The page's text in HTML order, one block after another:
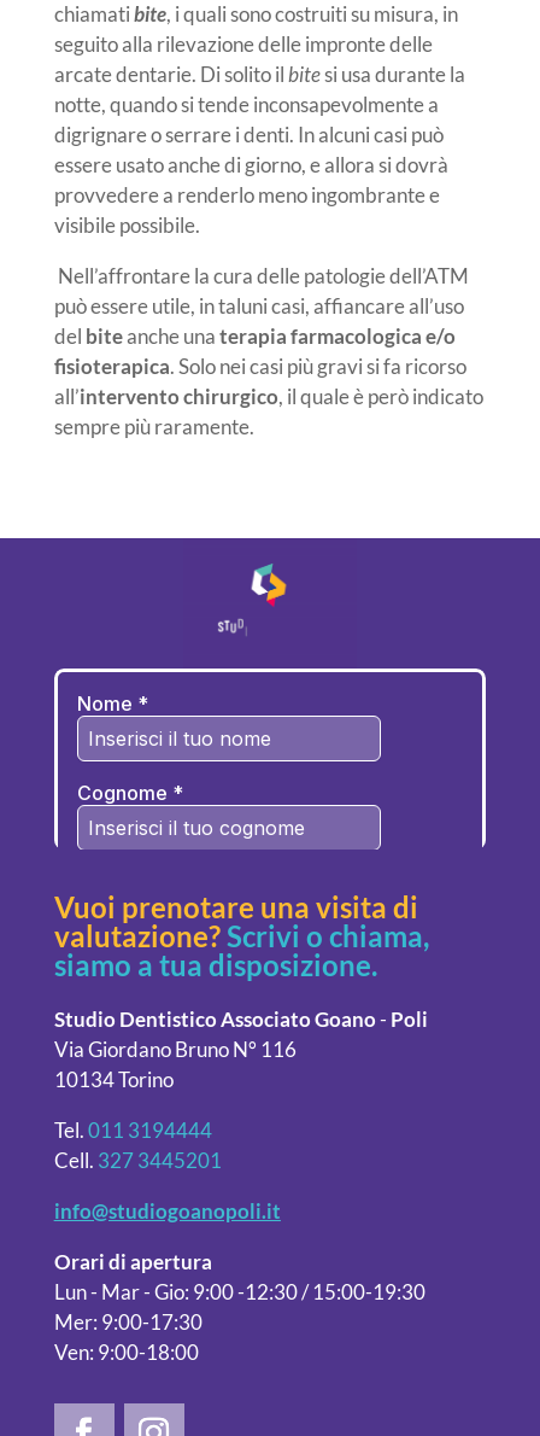
chiamatibite, i quali sono costruiti su misura, in
seguito alla rilevazione delle impronte delle
arcate dentarie. Di solito ilbitesi usa durante la
notte, quando si tende inconsapevolmente a
digrignare o serrare i denti. In alcuni casi può
essere usato anche di giorno, e allora si dovrà
provvedere a renderlo meno ingombrante e
visibile possibile.
Nell’affrontare la cura delle patologie dell’ATM
può essere utile, in taluni casi, affiancare all’uso
del biteanche unaterapia farmacologica e/o
fisioterapica. Solo nei casi più gravi si fa ricorso
all’intervento chirurgico, il quale è però indicato
sempre più raramente.
Vuoi prenotare una visita di
valutazione?Scrivi o chiama,
siamo a tua disposizione.
Studio Dentistico AssociatoGoano- Poli
Via Giordano Bruno N° 116
10134 Torino
Tel.011 3194444
Cell. 327 3445201
info@studiogoanopoli.it
Orari di apertura
Lun - Mar - Gio: 9:00 -12:30 / 15:00-19:30
Mer: 9:00-17:30
Ven: 9:00-18:00